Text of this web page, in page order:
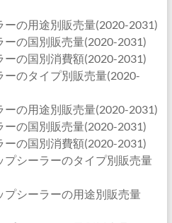
ーの用途別販売量(2020-2031)
ーの国別販売量(2020-2031)
ーの国別消費額(2020-2031)
ーのタイプ別販売量(2020-
ーの用途別販売量(2020-2031)
ーの国別販売量(2020-2031)
ーの国別消費額(2020-2031)
プシーラーのタイプ別販売量
プシーラーの用途別販売量